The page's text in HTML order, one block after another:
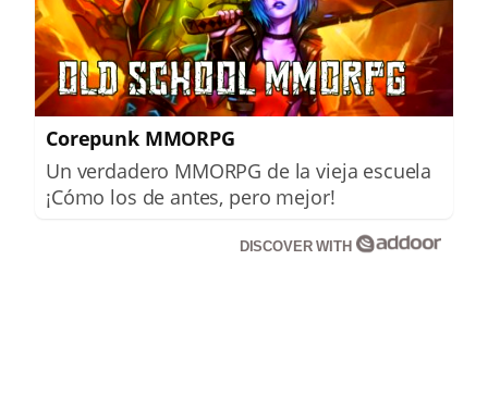
Corepunk MMORPG
Un verdadero MMORPG de la vieja escuela
¡Cómo los de antes, pero mejor!
DISCOVER WITH